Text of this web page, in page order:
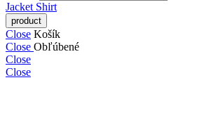
Jacket Shirt
Close Košík
Close Obľúbené
Close
Close